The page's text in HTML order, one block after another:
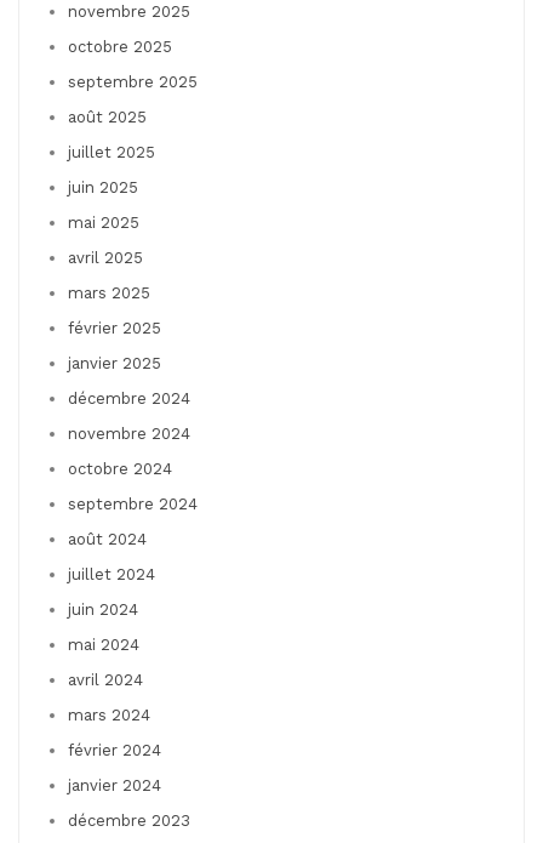
novembre 2025
octobre 2025
septembre 2025
août 2025
juillet 2025
juin 2025
mai 2025
avril 2025
mars 2025
février 2025
janvier 2025
décembre 2024
novembre 2024
octobre 2024
septembre 2024
août 2024
juillet 2024
juin 2024
mai 2024
avril 2024
mars 2024
février 2024
janvier 2024
décembre 2023